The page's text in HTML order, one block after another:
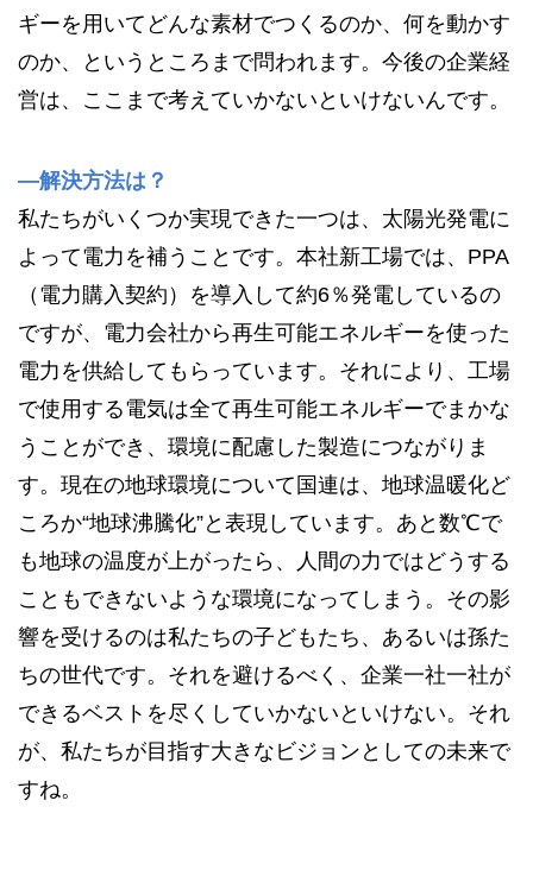
ギーを用いてどんな素材でつくるのか、何を動かす
のか、というところまで問われます。今後の企業経
営は、ここまで考えていかないといけないんです。
—解決方法は？
私たちがいくつか実現できた一つは、太陽光発電に
よって電力を補うことです。本社新工場では、PPA
（電力購入契約）を導入して約6％発電しているの
ですが、電力会社から再生可能エネルギーを使った
電力を供給してもらっています。それにより、工場
で使用する電気は全て再生可能エネルギーでまかな
うことができ、環境に配慮した製造につながりま
す。現在の地球環境について国連は、地球温暖化ど
ころか“地球沸騰化”と表現しています。あと数℃で
も地球の温度が上がったら、人間の力ではどうする
こともできないような環境になってしまう。その影
響を受けるのは私たちの子どもたち、あるいは孫た
ちの世代です。それを避けるべく、企業一社一社が
できるベストを尽くしていかないといけない。それ
が、私たちが目指す大きなビジョンとしての未来で
すね。